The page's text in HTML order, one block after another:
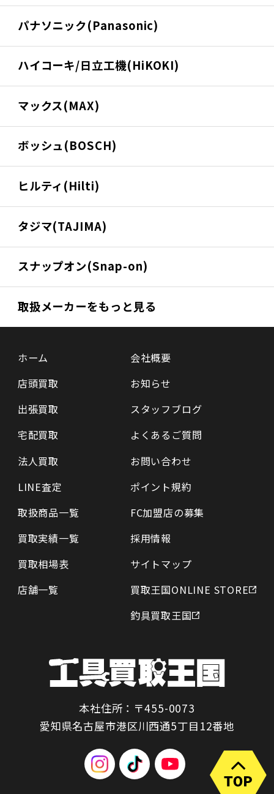
パナソニック(Panasonic)
ハイコーキ/日立工機(HiKOKI)
マックス(MAX)
ボッシュ(BOSCH)
ヒルティ(Hilti)
タジマ(TAJIMA)
スナップオン(Snap-on)
取扱メーカーをもっと見る
ホーム
店頭買取
出張買取
宅配買取
法人買取
LINE査定
取扱商品一覧
買取実績一覧
買取相場表
店舗一覧
会社概要
お知らせ
スタッフブログ
よくあるご質問
お問い合わせ
ポイント規約
FC加盟店の募集
採用情報
サイトマップ
買取王国ONLINE STORE
釣具買取王国
本社住所：〒455-0073
愛知県名古屋市港区川西通5丁目12番地